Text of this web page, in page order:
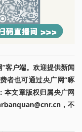
客户端。欢迎提供新闻
者也可通过央广网“啄
本文章版权归属央广网
，不